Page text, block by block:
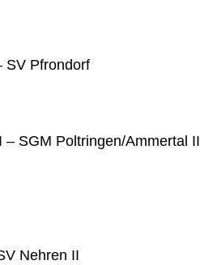
SV Pfrondorf
SGM Poltringen/Ammertal II
Nehren II